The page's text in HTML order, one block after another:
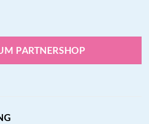
PARTNERSHOP